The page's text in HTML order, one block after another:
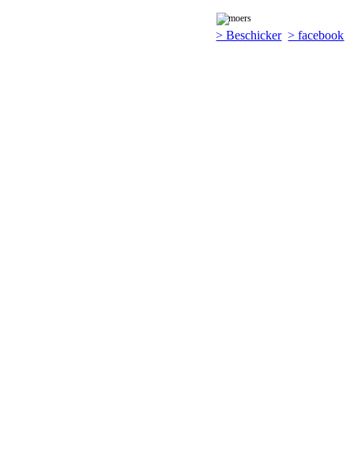
> Beschicker > facebook